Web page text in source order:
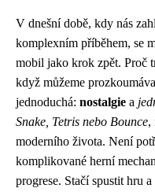
V dnešní době, kdy nás
komplexním příběhem, se
mobil jako krok zpět. Proč
když můžeme
jednoduchá: nostalgie a
Snake, Tetris nebo Bounce,
moderního života. Není
komplikované herní
progrese. Stačí spustit hru